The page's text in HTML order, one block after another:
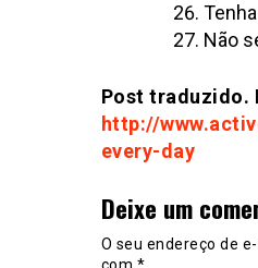
Não
Post traduzido.
http://
every-day
Deixe um
O seu endereço de